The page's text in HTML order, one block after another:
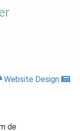
Website Design
de